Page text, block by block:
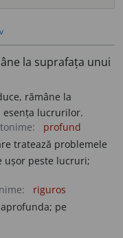
la suprafața unui
rămâne la
esența lucrurilor.
profund
tratează problemele
ușor peste lucruri;
riguros
aprofunda; pe